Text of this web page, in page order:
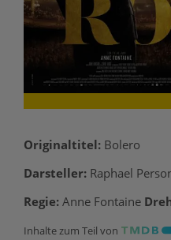
Originaltitel: Bolero
Darsteller: Raphael
Regie: Anne Fontaine
Inhalte zum Teil von